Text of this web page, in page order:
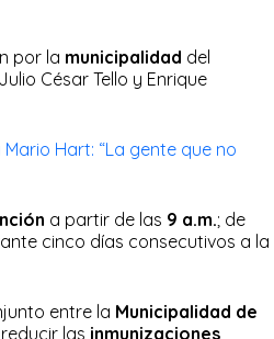
por la municipalidad del
César Tello y Enrique
Mario Hart: “La gente que no
a partir de las 9 a.m.; de
cinco días consecutivos a la
entre la Municipalidad de
las inmunizaciones